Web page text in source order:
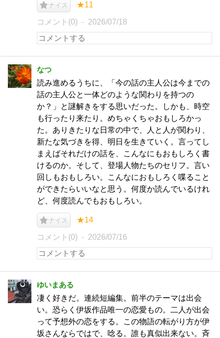
ナイス ★11
コメント(0) 2026/07/18
なつ
読み進めるうちに、「今の話の主人公は今までの
話の主人公と一体どのような関わりを持つの
か？」と謎解きをする思いだった。しかも、時空
も行ったり来たり。めちゃくちゃおもしろかっ
た。ありきたりな日常の中で、人と人が関わり、
新たな気づきを得、明日を生きていく。言ってし
まえばそれだけの話を、こんなにもおもしろく書
けるのか。そして、登場人物たちのセリフ。言い
回しもおもしろい。こんなにおもしろく喋ること
ができたらいいなと思う。何度か読んでいるけれ
ど、何度読んでもおもしろい。
ナイス ★14
コメント(0) 2026/07/16
ゆいまある
凄く好きだ。連続短編集。前半のテーマは出会
い。恐らく伊坂作品唯一の恋愛もの。二人が出会
って予想外の恋をする。この物語の転がり方が伊
坂さんならではで、唸る。誰も真似出来ない。斉